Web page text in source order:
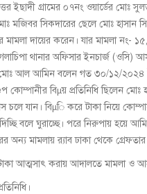
ইছাদী গ্রামের ০৭নং ওয়ার্ডের মোঃ
মজিবর সিকদারের ছেলে মোঃ হাসান
দায়ের করেন। যার মামলা নং-
থানার অফিসার ইনচার্জ
মোঃ আল আমিন বলেন গত ৩০/১২/২০২৪
কোম্পানীর বিμয় প্রতিনিধি ছিলেন
যান। বিμি করে টাকা নিয়ে
বলে ঘুরাচ্ছে। পরে নিরুপায় হয়ে
অন্য মামলায় র‌্যাব ঢাকা থেকে
আত্মসাৎ করায় আদালতে মামলা ও